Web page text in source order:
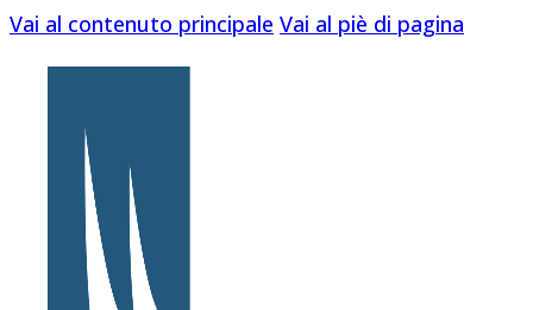
Vai al contenuto principale Vai al piè di pagina